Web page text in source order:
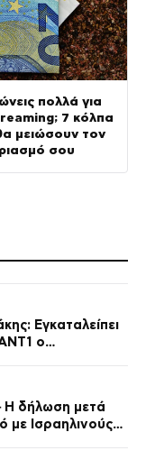
πολλά για
7 κόλπα
μειώσουν τον
σου
Εγκαταλείπει
ο
Η δήλωση μετά
με Ισραηλινούς: